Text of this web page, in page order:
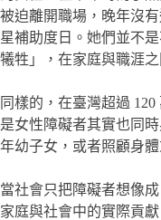
被迫離開職場，晚年沒
星補助度日。她們並不
犧牲」，在家庭與職涯
同樣的，在臺灣超過
是女性障礙者其實也同
年幼子女，或者照顧身
當社會只把障礙者想像
家庭與社會中的實際貢